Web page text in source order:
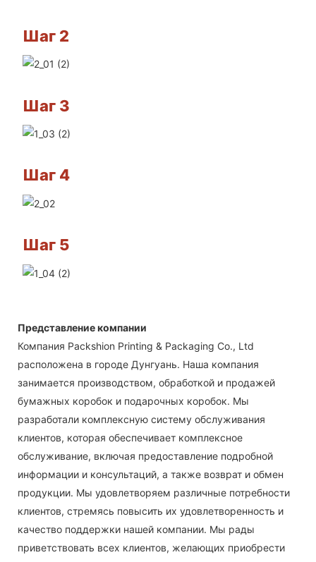
Шаг 2
Шаг 3
Шаг 4
Шаг 5
Представление компании
Компания Packshion Printing & Packaging Co., Ltd
расположена в городе Дунгуань. Наша компания
занимается производством, обработкой и продажей
бумажных коробок и подарочных коробок. Мы
разработали комплексную систему обслуживания
клиентов, которая обеспечивает комплексное
обслуживание, включая предоставление подробной
информации и консультаций, а также возврат и обмен
продукции. Мы удовлетворяем различные потребности
клиентов, стремясь повысить их удовлетворенность и
качество поддержки нашей компании. Мы рады
приветствовать всех клиентов, желающих приобрести